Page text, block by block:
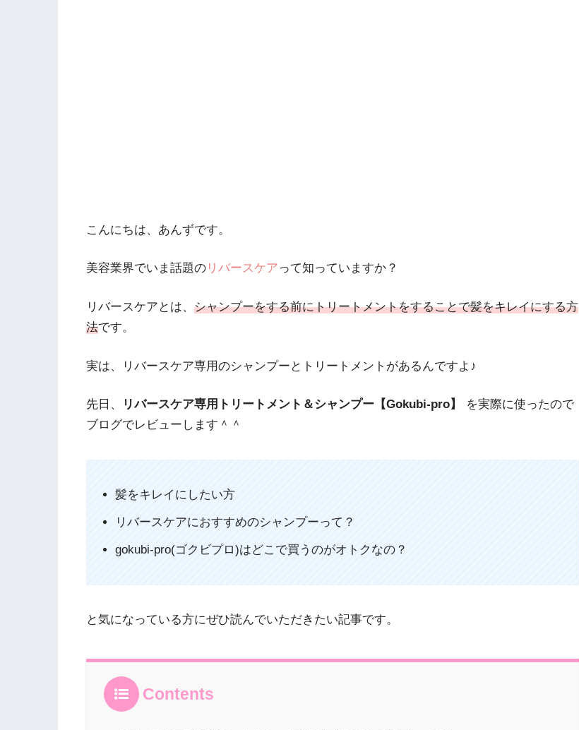
こんにちは、あんずです。
美容業界でいま話題の リバースケアって知っていますか？
リバースケアとは、 シャンプーをする前にトリートメントをすることで髪をキレイにする方
法です。
実は、リバースケア専用のシャンプーとトリートメントがあるんですよ♪
先日、 リバースケア専用トリートメント＆シャンプー【Gokubi-pro】
を実際に使ったので
ブログでレビューします＾＾
髪をキレイにしたい方
リバースケアにおすすめのシャンプーって？
gokubi-pro(ゴクビプロ)はどこで買うのがオトクなの？
と気になっている方にぜひ読んでいただきたい記事です。
Contents